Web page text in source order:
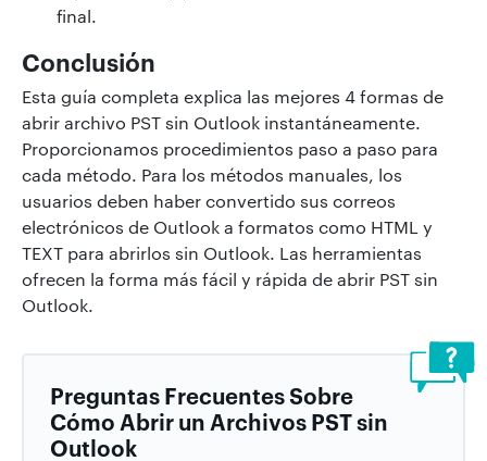
final.
Conclusión
Esta guía completa explica las mejores 4 formas de
abrir archivo PST sin Outlook instantáneamente.
Proporcionamos procedimientos paso a paso para
cada método. Para los métodos manuales, los
usuarios deben haber convertido sus correos
electrónicos de Outlook a formatos como HTML y
TEXT para abrirlos sin Outlook. Las herramientas
ofrecen la forma más fácil y rápida de abrir PST sin
Outlook.
Preguntas Frecuentes Sobre
Cómo Abrir un Archivos PST sin
Outlook